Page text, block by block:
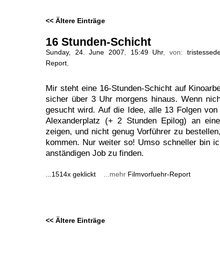
<< Ältere Einträge
16 Stunden-Schicht
Sunday, 24. June 2007, 15:49 Uhr, von:
Report,
Mir steht eine 16-Stunden-Schicht auf
sicher über 3 Uhr morgens hinaus. Wenn
gesucht wird. Auf die Idee, alle 13 Folgen
Alexanderplatz (+ 2 Stunden Epilog) an
zeigen, und nicht genug Vorführer zu
kommen. Nur weiter so! Umso schneller bin
anständigen Job zu finden.
...1514x geklickt ...mehr Filmvorfuehr-Report
<< Ältere Einträge